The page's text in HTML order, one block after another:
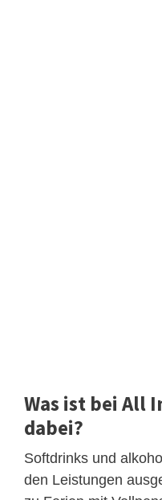
Was ist bei All
dabei?
Softdrinks und
den Leistungen